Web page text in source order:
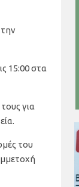
15:00 στα
για
του